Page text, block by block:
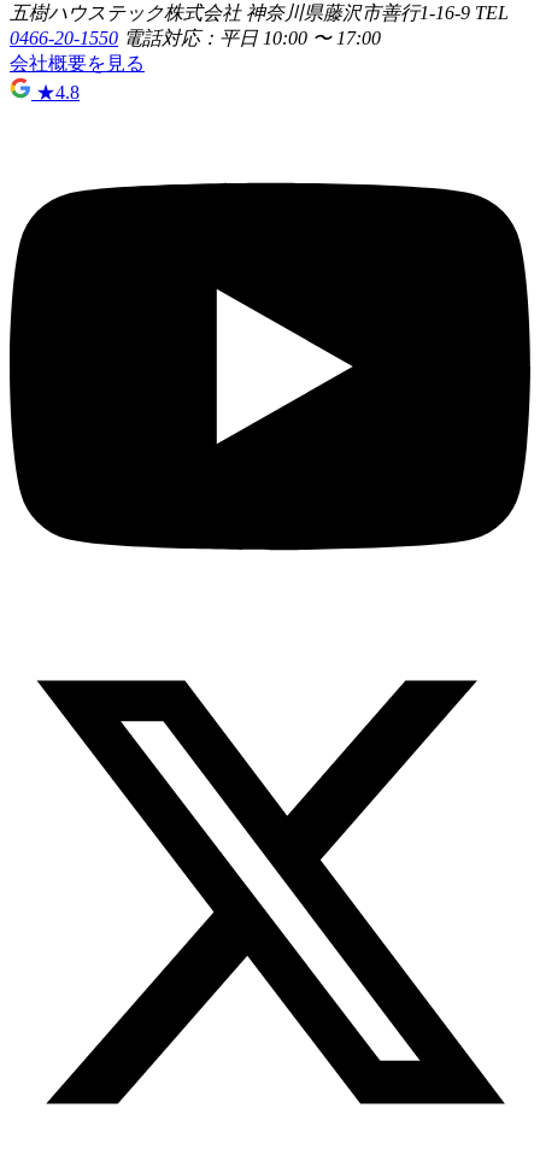
五樹ハウステック株式会社神奈川県藤沢市善行1-16-9 TEL
0466-20-1550 電話対応：平日 10:00 〜 17:00
会社概要を見る
★4.8